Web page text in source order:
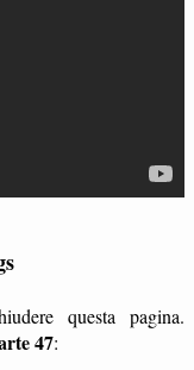
questa pagina.
47: